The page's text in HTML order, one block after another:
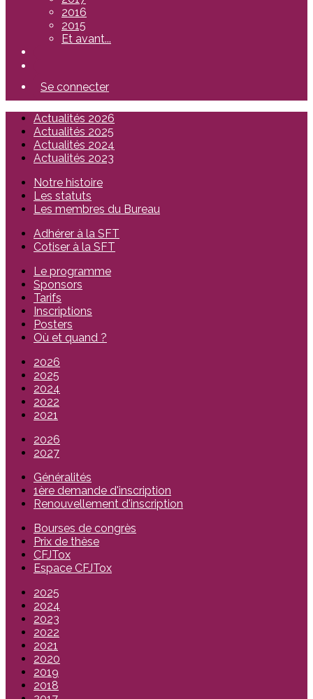
2016
2015
Et avant...
Se connecter
Actualités 2026
Actualités 2025
Actualités 2024
Actualités 2023
Notre histoire
Les statuts
Les membres du Bureau
Adhérer à la SFT
Cotiser à la SFT
Le programme
Sponsors
Tarifs
Inscriptions
Posters
Où et quand ?
2026
2025
2024
2022
2021
2026
2027
Généralités
1ère demande d'inscription
Renouvellement d'inscription
Bourses de congrès
Prix de thèse
CFJTox
Espace CFJTox
2025
2024
2023
2022
2021
2020
2019
2018